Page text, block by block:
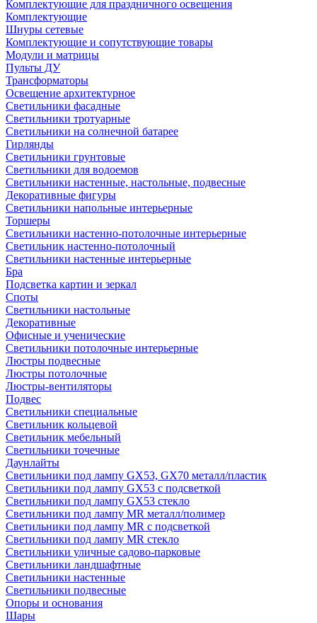
Комплектующие для праздничного освещения
Комплектующие
Шнуры сетевые
Комплектующие и сопутствующие товары
Модули и матрицы
Пульты ДУ
Трансформаторы
Освещение архитектурное
Светильники фасадные
Светильники тротуарные
Светильники на солнечной батарее
Гирлянды
Светильники грунтовые
Светильники для водоемов
Светильники настенные, настольные, подвесные
Декоративные фигуры
Светильники напольные интерьерные
Торшеры
Светильники настенно-потолочные интерьерные
Светильник настенно-потолочный
Светильники настенные интерьерные
Бра
Подсветка картин и зеркал
Споты
Светильники настольные
Декоративные
Офисные и ученические
Светильники потолочные интерьерные
Люстры подвесные
Люстры потолочные
Люстры-вентиляторы
Подвес
Светильники специальные
Светильник кольцевой
Светильник мебельный
Светильники точечные
Даунлайты
Светильники под лампу GX53, GX70 металл/пластик
Светильники под лампу GX53 с подсветкой
Светильники под лампу GX53 стекло
Светильники под лампу MR металл/полимер
Светильники под лампу MR с подсветкой
Светильники под лампу MR стекло
Светильники уличные садово-парковые
Светильники ландшафтные
Светильники настенные
Светильники подвесные
Опоры и основания
Шары